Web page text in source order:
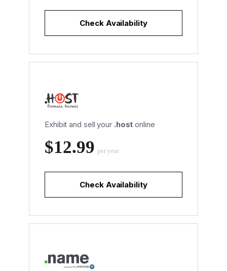
Check Availability
Exhibit and sell your .host online
‪$12.99 per year
Check Availability